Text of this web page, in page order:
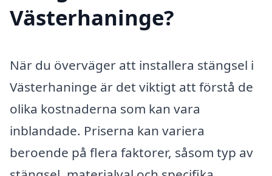
Västerhaninge?
När du överväger att installera stängsel i
Västerhaninge är det viktigt att förstå de
olika kostnaderna som kan vara
inblandade. Priserna kan variera
beroende på flera faktorer, såsom typ av